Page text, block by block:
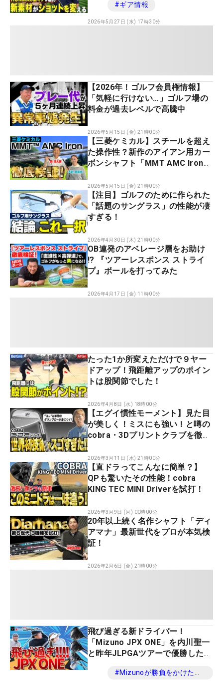
#ギア情報
2026年5月27日 (水) 17時30分
【2026年！ゴルフ会員権情報】
「気軽に行けない…」ゴルフ場の
料金が過去レベルで高騰中
2026年5月15日 (金) 21時00分
【三菱ケミカル】スチールを超え
た操作性？新作のアイアン用カー
ボンシャフト「MMT AMC Iron」
2026年5月15日 (金) 21時00分
【注目】ゴルフのために作られた
「話題のサングラス」の性能が凄
すぎる！
2026年4月30日 (木) 21時00分
OB連発のアベレージ層をお助け
!? 『ツアーレスポンス ストライ
プ』ボールを打ってみた
2026年4月17日 (金) 11時00分
たった1か所変えただけで９ヤー
ドアップ！飛距離アップのポイン
トは股関節でした！
2026年4月8日 (水) 18時00分
【エグイ慣性モーメント】見た目
が美しく！ミスにも強い！と噂の
cobra・3Dプリントクラブを徹底
2026年3月11日 (水) 21時00分
【直ドラってこんなに簡単？】
QPも驚いたその性能！cobra
KING TEC MINI Driverを試打！
2026年3月9日 (月) 00時00分
20年以上続く名作シャフト「ディ
アマナ」最新世代をプロが本気検
証！
2026年2月6日 (金) 21時00分
飛び過ぎる新ドライバー！
「Mizuno JPX ONE」を内川聖一
と昨年JLPGAツアーで優勝した女
をかけた！新ドライバーJPX
#Mizunoが勝負をかけた！新ドライバーJPX ONE